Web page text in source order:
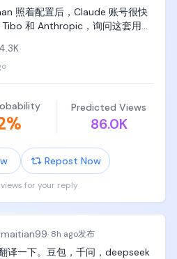
些博主进行合作。
时候还会遇到几个常见的术语：
的返佣比例。
计划发布的时间。
，其实是开头。
的时候，很少会有品牌或者中介
也不知道应该去哪里接单。
几次合作，逐渐有了一些案例，
的中介来找你询单。
会好很多。
照着配置后，Claude 账号很快
和 Anthropic，询问这套用法
「我很想帮你，可惜我不在
他还补了一句，因为把 Claude
模型就封号，「确实挺奇怪」，
中招。
Boris Cherny 很快下场。他明
不会因为 harness 搭配其他模型
定是其他风控误触发。账号随后
不少新产品要发，暂时哪也不
%
Predicted Views
86.0K
Repost Now
for your reply
maitian99· 8h ago发布
译一下。豆包，千问，deepseek